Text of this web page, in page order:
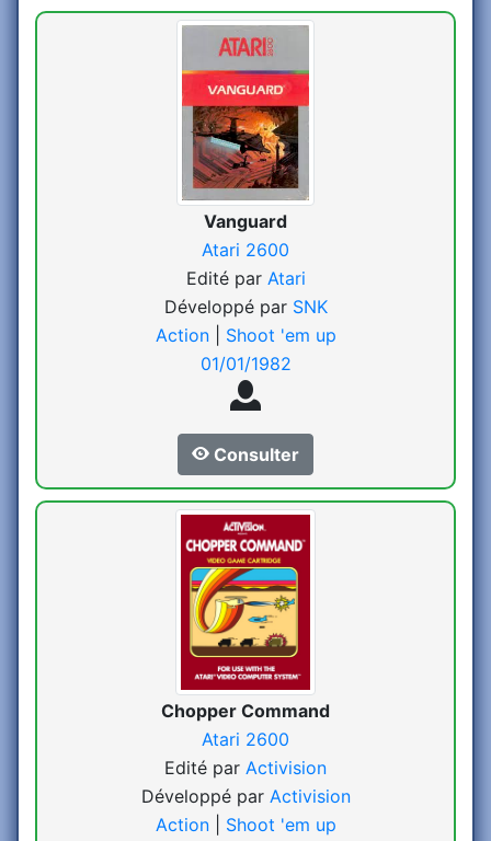
Vanguard
Atari 2600
Edité par Atari
Développé par SNK
Action
Shoot 'em up
01/01/1982
Consulter
Chopper Command
Atari 2600
Edité par Activision
Développé par Activision
Action
Shoot 'em up